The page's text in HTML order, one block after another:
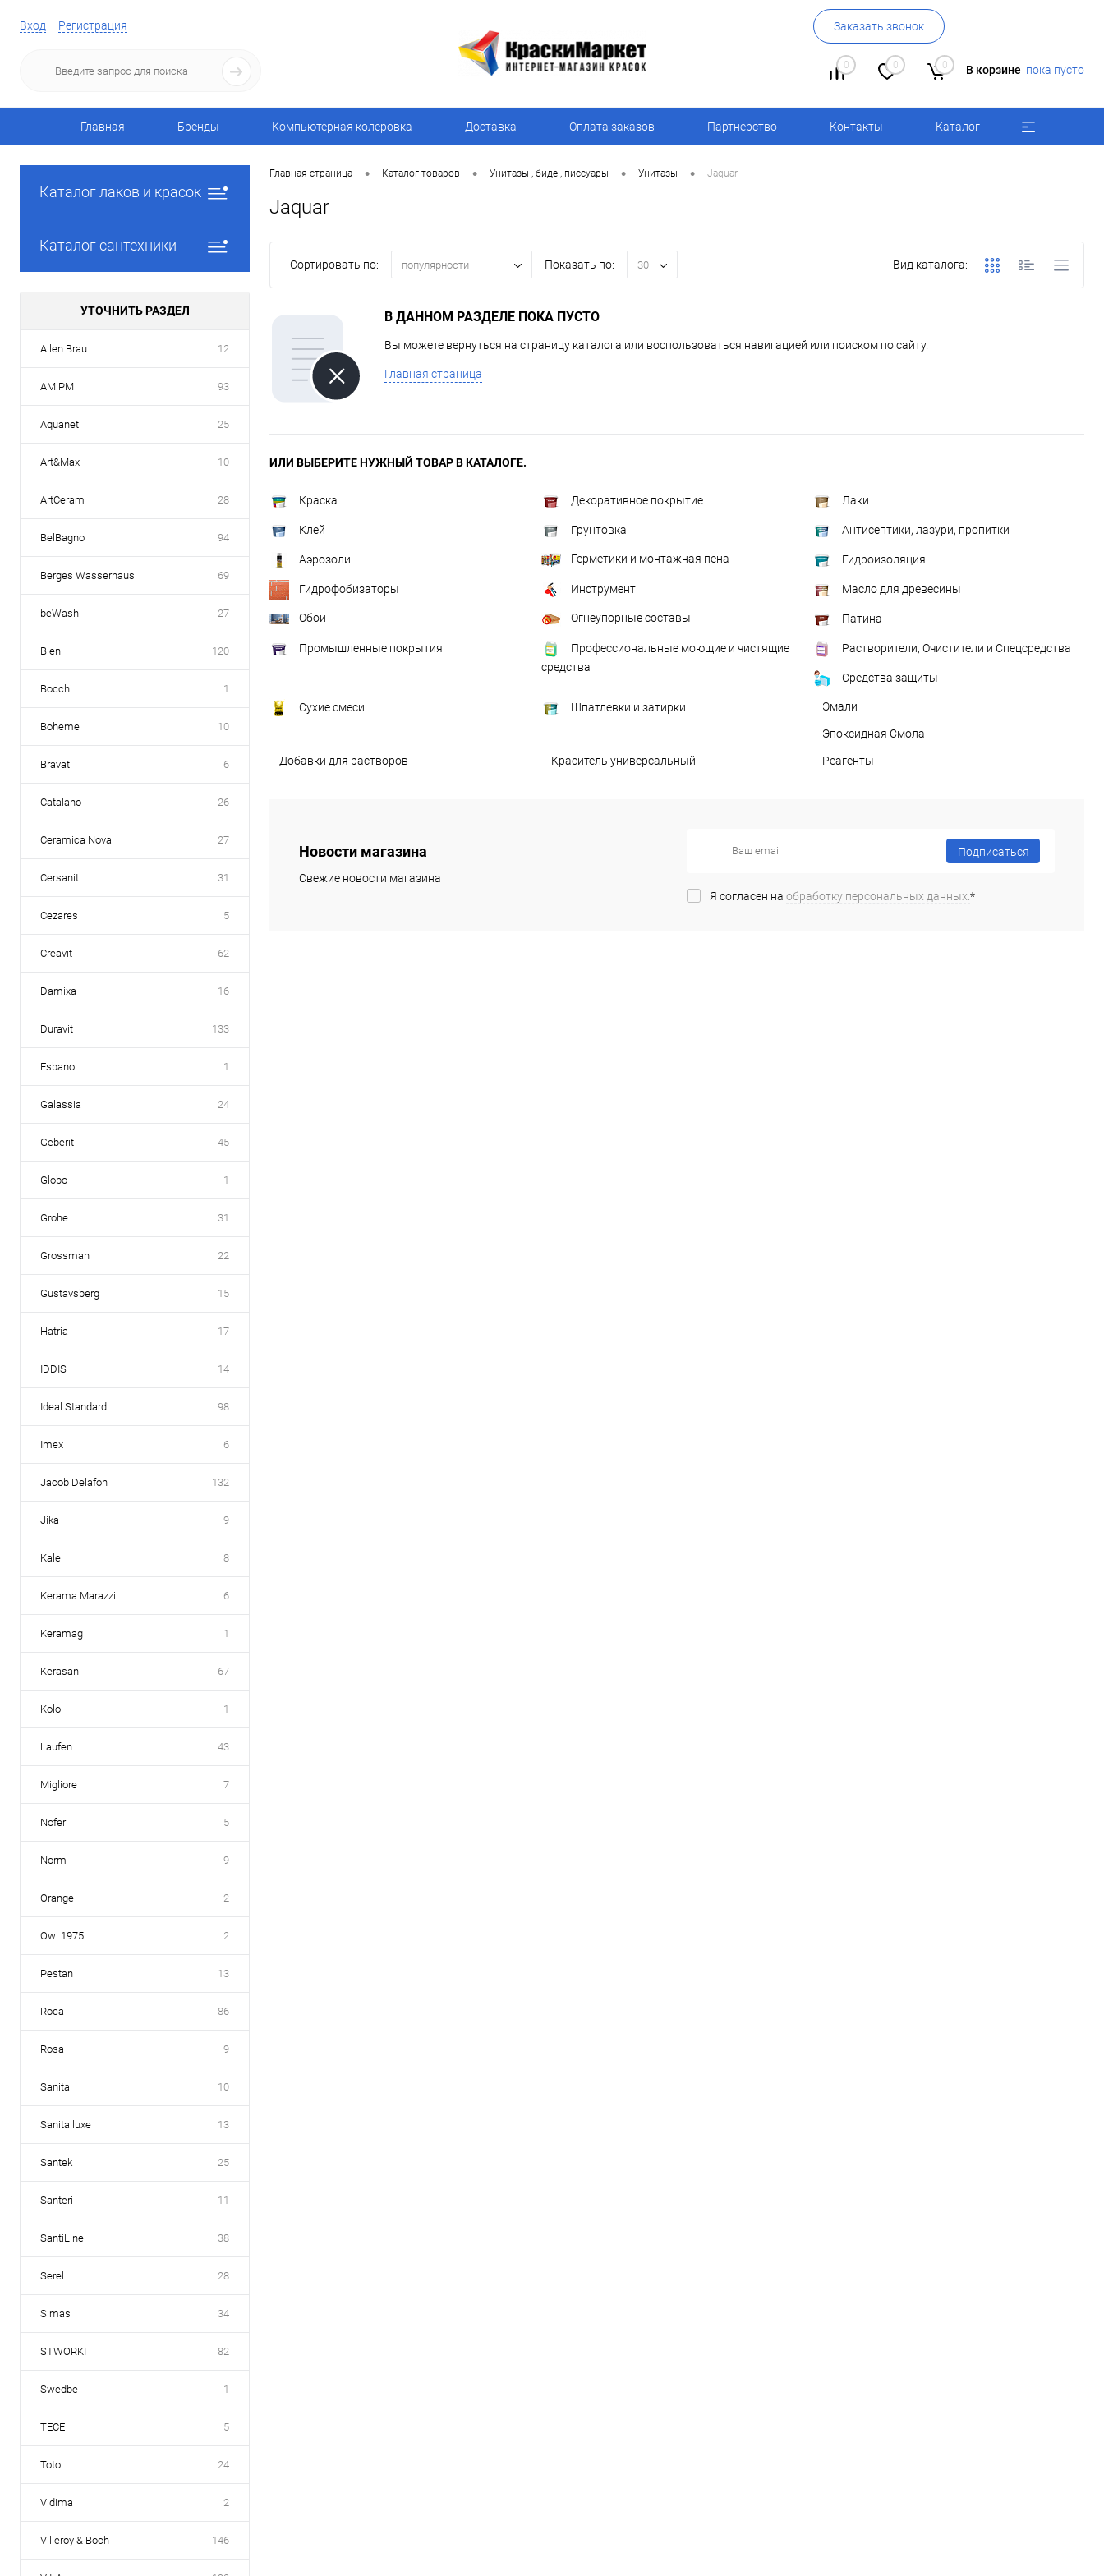
Вход Регистрация Заказать звонок
0 0 0 В корзине пока пусто
Главная Бренды Компьютерная колеровка Доставка Оплата заказов Партнерство Контакты Каталог
Каталог лаков и красок
Каталог сантехники
УТОЧНИТЬ РАЗДЕЛ
Allen Brau 12
AM.PM 93
Aquanet 25
Art&Max 10
ArtCeram 28
BelBagno 94
Berges Wasserhaus 69
beWash 27
Bien 120
Bocchi 1
Boheme 10
Bravat 6
Catalano 26
Ceramica Nova 27
Cersanit 31
Cezares 5
Creavit 62
Damixa 16
Duravit 133
Esbano 1
Galassia 24
Geberit 45
Globo 1
Grohe 31
Grossman 22
Gustavsberg 15
Hatria 17
IDDIS 14
Ideal Standard 98
Imex 6
Jacob Delafon 132
Jika 9
Kale 8
Kerama Marazzi 6
Keramag 1
Kerasan 67
Kolo 1
Laufen 43
Migliore 7
Nofer 5
Norm 9
Orange 2
Owl 1975 2
Pestan 13
Roca 86
Rosa 9
Sanita 10
Sanita luxe 13
Santek 25
Santeri 11
SantiLine 38
Serel 28
Simas 34
STWORKI 82
Swedbe 1
TECE 5
Toto 24
Vidima 2
Villeroy & Boch 146
Главная страница • Каталог товаров • Унитазы , биде , писсуары • Унитазы • Jaquar
Jaquar
Сортировать по: популярности Показать по: 30 Вид каталога:
В ДАННОМ РАЗДЕЛЕ ПОКА ПУСТО
Вы можете вернуться на страницу каталога или воспользоваться навигацией или поиском по сайту.
Главная страница
ИЛИ ВЫБЕРИТЕ НУЖНЫЙ ТОВАР В КАТАЛОГЕ.
Краска Декоративное покрытие Лаки
Клей Грунтовка Антисептики, лазури, пропитки
Аэрозоли Герметики и монтажная пена Гидроизоляция
Гидрофобизаторы Инструмент Масло для древесины
Обои Огнеупорные составы Патина
Промышленные покрытия
Профессиональные моющие и чистящие
средства
Растворители, Очистители и Спецсредства
Средства защиты
Сухие смеси Шпатлевки и затирки Эмали
Эпоксидная Смола
Добавки для растворов Краситель универсальный Реагенты
Новости магазина
Свежие новости магазина
Подписаться
Я согласен на обработку персональных данных. *